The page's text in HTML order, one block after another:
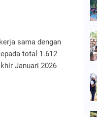
sama dengan
total 1.612
Januari 2026